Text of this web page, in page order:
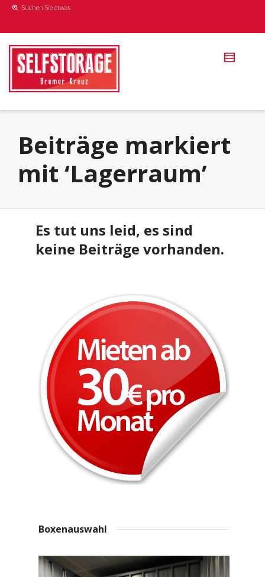
Suchen Sie etwas
Beiträge markiert
mit ‘Lagerraum’
Es tut uns leid, es sind
keine Beiträge vorhanden.
Boxenauswahl